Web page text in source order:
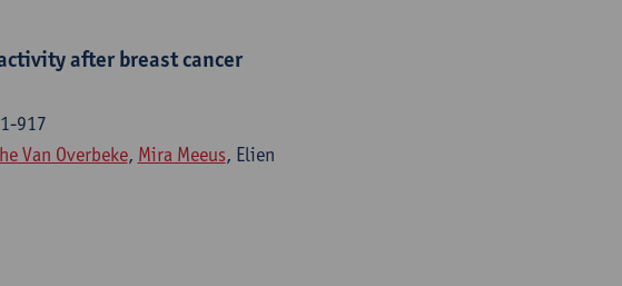
after breast cancer
917
Van Overbeke, Mira Meeus, Elien